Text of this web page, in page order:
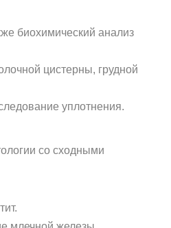
биохимический анализ
цистерны, грудной
уплотнения.
со сходными